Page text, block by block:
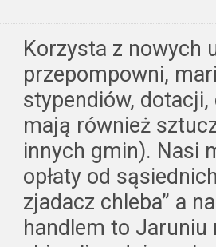
Korzysta z nowych
przepompowni,
stypendiów,
mają również
innych gmin). Nasi
opłaty od
zjadacz chleba” a
handlem to Jaruniu